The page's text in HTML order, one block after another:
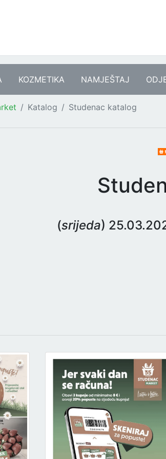
KOZMETIKA NAMJEŠTAJ
Katalog Studenac katalog
(srijeda)